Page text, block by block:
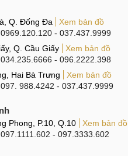
Q. Đống Đa
Xem bản đồ
0969.120.120 - 037.437.9999
Q. Cầu Giấy
Xem bản đồ
034.235.6666 - 096.2222.398
Hai Bà Trưng
Xem bản đồ
097. 988.4242 - 037.437.9999
Phong, P.10, Q.10
Xem bản đồ
097.1111.602 - 097.3333.602